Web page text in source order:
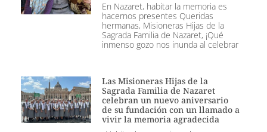
En Nazaret, habitar la memoria es
hacernos presentes Queridas
hermanas, Misioneras Hijas de la
Sagrada Familia de Nazaret, ¡Qué
inmenso gozo nos inunda al celebrar
Las Misioneras Hijas de la
Sagrada Familia de Nazaret
celebran un nuevo aniversario
de su fundación con un llamado a
vivir la memoria agradecida